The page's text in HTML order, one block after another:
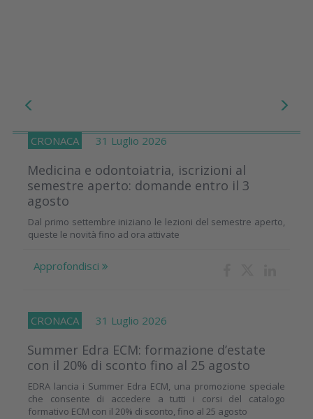
CRONACA 31 Luglio 2026
Medicina e odontoiatria, iscrizioni al
semestre aperto: domande entro il 3
agosto
Dal primo settembre iniziano le lezioni del semestre aperto,
queste le novità fino ad ora attivate
Approfondisci
CRONACA 31 Luglio 2026
Summer Edra ECM: formazione d’estate
con il 20% di sconto fino al 25 agosto
EDRA lancia i Summer Edra ECM, una promozione speciale
che consente di accedere a tutti i corsi del catalogo
formativo ECM con il 20% di sconto, fino al 25 agosto